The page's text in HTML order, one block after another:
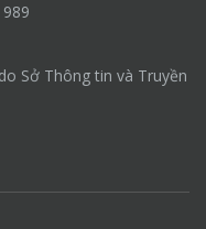
Sở Thông tin và Truyền